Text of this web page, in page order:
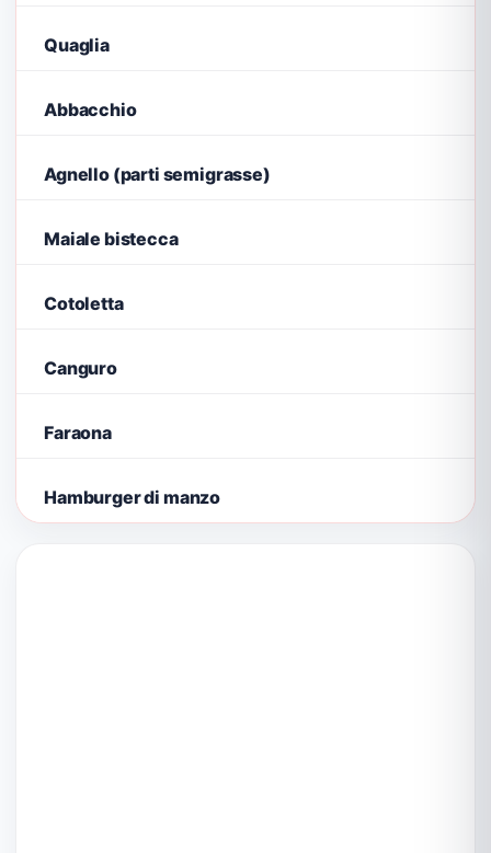
Quaglia
Abbacchio
Agnello (parti semigrasse)
Maiale bistecca
Cotoletta
Canguro
Faraona
Hamburger di manzo